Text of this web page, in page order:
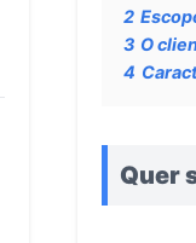
2
3 O
4
Quer